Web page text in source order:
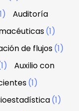
Auditoría
(1)
de flujos(1)
Auxilio con
(1)
(1)